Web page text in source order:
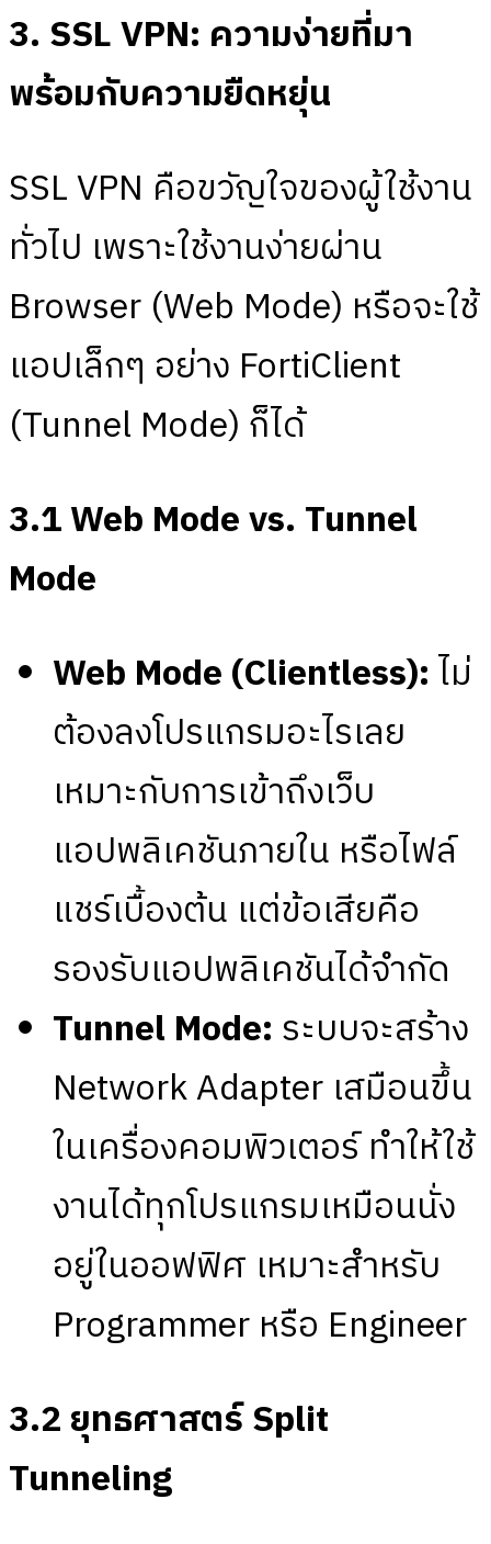
3. SSL VPN: ความง่ายที่มา
พร้อมกับความยืดหยุ่น
SSL VPN คือขวัญใจของผู้ใช้งาน
ทั่วไป เพราะใช้งานง่ายผ่าน
Browser (Web Mode) หรือจะใช้
แอปเล็กๆ อย่าง FortiClient
(Tunnel Mode) ก็ได้
3.1 Web Mode vs. Tunnel
Mode
Web Mode (Clientless):ไม่
ต้องลงโปรแกรมอะไรเลย
เหมาะกับการเข้าถึงเว็บ
แอปพลิเคชันภายใน หรือไฟล์
แชร์เบื้องต้น แต่ข้อเสียคือ
รองรับแอปพลิเคชันได้จำกัด
Tunnel Mode: ระบบจะสร้าง
Network Adapter เสมือนขึ้น
ในเครื่องคอมพิวเตอร์ ทำให้ใช้
งานได้ทุกโปรแกรมเหมือนนั่ง
อยู่ในออฟฟิศ เหมาะสำหรับ
Programmer หรือ Engineer
3.2 ยุทธศาสตร์ Split
Tunneling